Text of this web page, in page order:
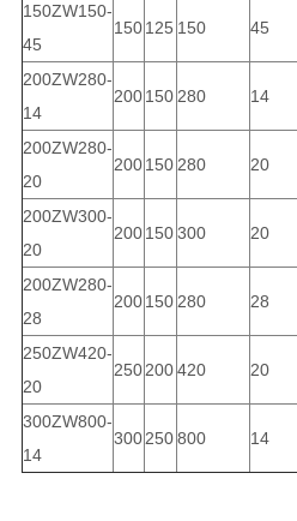
150ZW150-
45
150125 150 45
200ZW280-
14
200150 280 14
200ZW280-
20
200150 280 20
200ZW300-
20
200150300 20
200ZW280-
28
200150 280 28
250ZW420-
20
250200420 20
300ZW800-
14
300250800 14